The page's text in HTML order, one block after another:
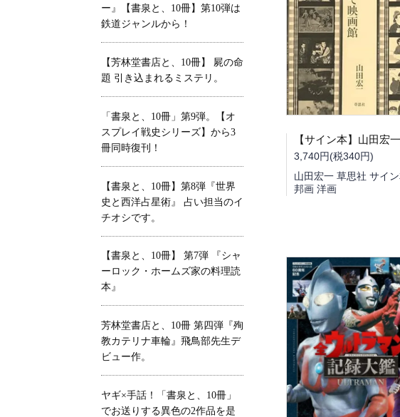
3,740円(税340円)
山田宏一 草思社 サイ
邦画 洋画
ー』【書泉と、10冊】第10弾は
鉄道ジャンルから！
【芳林堂書店と、10冊】 屍の命
題 引き込まれるミステリ。
「書泉と、10冊」第9弾。【オ
スプレイ戦史シリーズ】から3
冊同時復刊！
【書泉と、10冊】第8弾『世界
史と西洋占星術』 占い担当のイ
チオシです。
【書泉と、10冊】 第7弾 『シャ
ーロック・ホームズ家の料理読
本』
芳林堂書店と、10冊 第四弾『殉
教カテリナ車輪』飛鳥部先生デ
ビュー作。
ヤギ×手話！「書泉と、10冊」
でお送りする異色の2作品を是